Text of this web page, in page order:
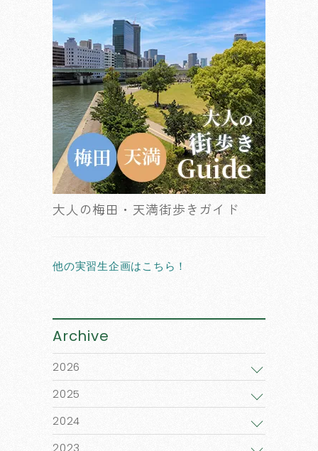
大人の梅田・天満街歩きガイド
他の実習生企画はこちら！
Archive
2026
2025
2024
2023